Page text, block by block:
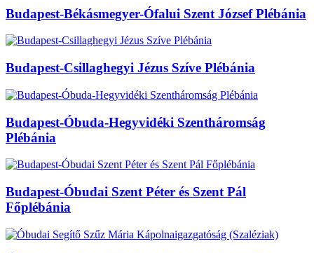
Budapest-Békásmegyer-Ófalui Szent József Plébánia
Budapest-Csillaghegyi Jézus Szíve Plébánia
Budapest-Óbuda-Hegyvidéki Szentháromság
Plébánia
Budapest-Óbudai Szent Péter és Szent Pál
Főplébánia